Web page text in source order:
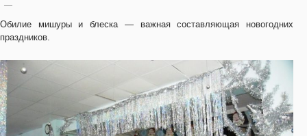
—
Обилие мишуры и блеска — важная составляющая новогодних
праздников.